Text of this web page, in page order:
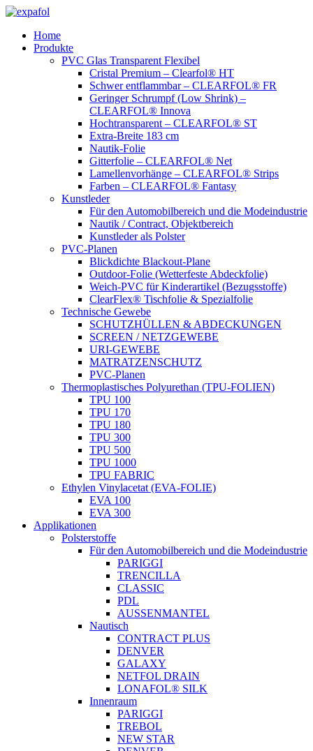
Zum
springenHome
Produkte
PVC Glas Transparent Flexibel
Cristal Premium – Clearfol® HT
Schwer entflammbar – CLEARFOL® FR
Geringer Schrumpf (Low Shrink) –
CLEARFOL® Innova
Hochtransparent – CLEARFOL® ST
Extra-Breite 183 cm
Nautik-Folie
Gitterfolie – CLEARFOL® Net
Lamellenvorhänge – CLEARFOL® Strips
Farben – CLEARFOL® Fantasy
Kunstleder
Für den Automobilbereich und die Modeindustrie
Nautik / Contract, Objektbereich
Kunstleder als Polster
PVC-Planen
Blickdichte Blackout-Plane
Outdoor-Folie (Wetterfeste Abdeckfolie)
Weich-PVC für Kinderartikel (Bezugsstoffe)
ClearFlex® Tischfolie & Spezialfolie
Technische Gewebe
SCHUTZHÜLLEN & ABDECKUNGEN
SCREEN / NETZGEWEBE
URI-GEWEBE
MATRATZENSCHUTZ
PVC-Planen
Thermoplastisches Polyurethan (TPU-FOLIEN)
TPU 100
TPU 170
TPU 180
TPU 300
TPU 500
TPU 1000
TPU FABRIC
Ethylen Vinylacetat (EVA-FOLIE)
EVA 100
EVA 300
Applikationen
Polsterstoffe
Für den Automobilbereich und die Modeindustrie
PARIGGI
TRENCILLA
CLASSIC
PDL
AUSSENMANTEL
Nautisch
CONTRACT PLUS
DENVER
GALAXY
NETFOL DRAIN
LONAFOL® SILK
Innenraum
PARIGGI
TREBOL
NEW STAR